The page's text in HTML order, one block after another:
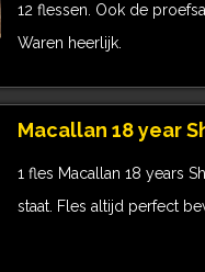
12 flessen. Ook de
Waren heerlijk.
Macallan 18 year
1 fles Macallan 18 years
staat. Fles altijd perfect